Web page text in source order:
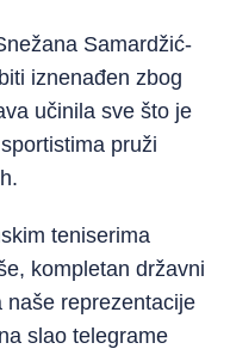
Samardžić-
iznenađen zbog
učinila sve što je
pruži
teniserima
kompletan državni
naše reprezentacije
slao telegrame